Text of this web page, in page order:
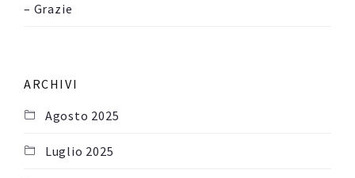
– Grazie
ARCHIVI
Agosto 2025
Luglio 2025